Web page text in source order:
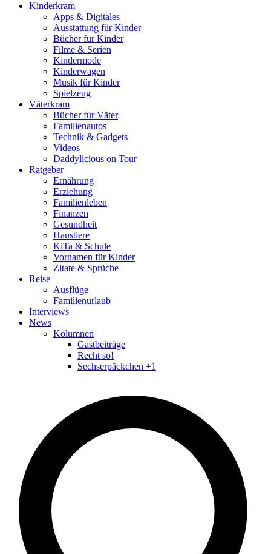
Kinderkram
Apps & Digitales
Ausstattung für Kinder
Bücher für Kinder
Filme & Serien
Kindermode
Kinderwagen
Musik für Kinder
Spielzeug
Väterkram
Bücher für Väter
Familienautos
Technik & Gadgets
Videos
Daddylicious on Tour
Ratgeber
Ernährung
Erziehung
Familienleben
Finanzen
Gesundheit
Haustiere
KiTa & Schule
Vornamen für Kinder
Zitate & Sprüche
Reise
Ausflüge
Familienurlaub
Interviews
News
Kolumnen
Gastbeiträge
Recht so!
Sechserpäckchen +1